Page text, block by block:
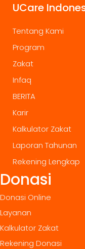
UCare
Tentang Kami
Program
Zakat
Infaq
BERITA
Karir
Kalkulator Zakat
Laporan Tahunan
Rekening Lengkap
Donasi
Donasi Online
Layanan
Kalkulator Zakat
Rekening Donasi